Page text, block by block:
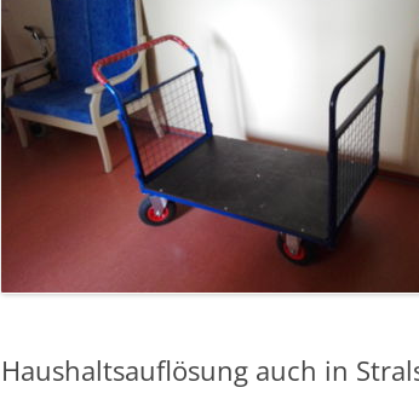
Haushaltsauflösung auch in